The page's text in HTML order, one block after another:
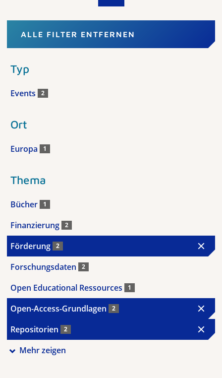
ALLE FILTER ENTFERNEN
Typ
Events 2
Ort
Europa 1
Thema
Bücher 1
Finanzierung 2
Förderung 2
Forschungsdaten 2
Open Educational Ressources 1
Open-Access-Grundlagen 2
Repositorien 2
Mehr zeigen